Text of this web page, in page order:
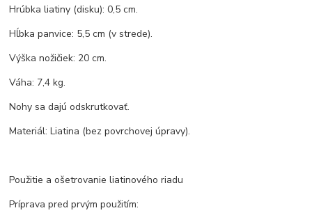
Hrúbka liatiny (disku): 0,5 cm.
Hĺbka panvice: 5,5 cm (v strede).
Výška nožičiek: 20 cm.
Váha: 7,4 kg.
Nohy sa dajú odskrutkovať.
Materiál: Liatina (bez povrchovej úpravy).
Použitie a ošetrovanie liatinového riadu
Príprava pred prvým použitím: